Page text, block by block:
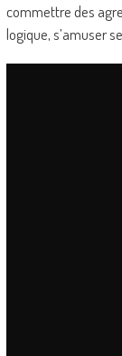
commettre des
logique, s’amuser